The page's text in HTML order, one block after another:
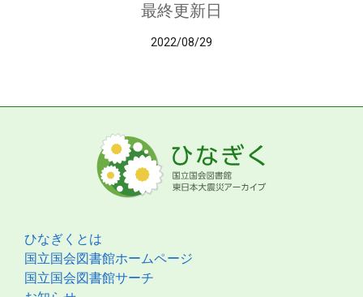
最終更新日
2022/08/29
ひなぎくとは
国立国会図書館ホームページ
国立国会図書館サーチ